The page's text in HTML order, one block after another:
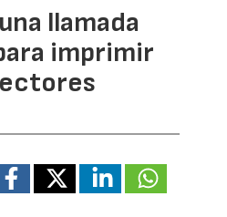
llamada
imprimir